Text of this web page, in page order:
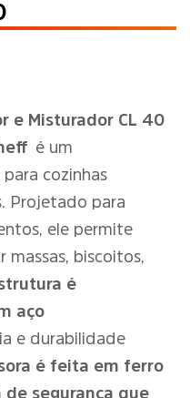
e Misturador CL 40
é um
cozinhas
Projetado para
ele permite
massas, biscoitos,
é
aço
e durabilidade
é feita em ferro
de segurança que